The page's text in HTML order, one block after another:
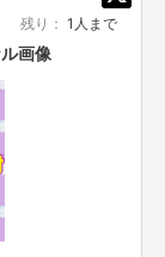
残り： 1人まで
画像